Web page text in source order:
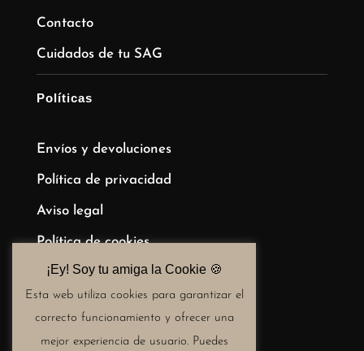
Contacto
Cuidados de tu SAG
Políticas
Envíos y devoluciones
Política de privacidad
Aviso legal
Política de cookies
Términos y condiciones de compra
¡Ey! Soy tu amiga la Cookie 🍪​
Esta web utiliza cookies para garantizar el
correcto funcionamiento y ofrecer una
mejor experiencia de usuario. Puedes